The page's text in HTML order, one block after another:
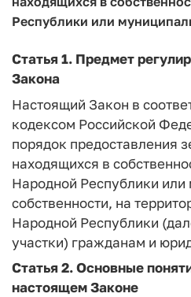
Республики или
Статья 1. Предмет
Закона
Настоящий Закон в
кодексом Российской
порядок предоставления
находящихся в
Народной Республики или
собственности, на
Народной Республики
участки) гражданам и
Статья 2.Основные
настоящем Законе